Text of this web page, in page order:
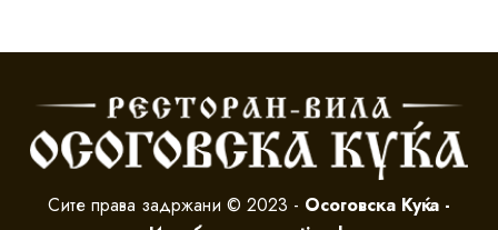
Сите права задржани © 2023 - Осоговска Куќа -